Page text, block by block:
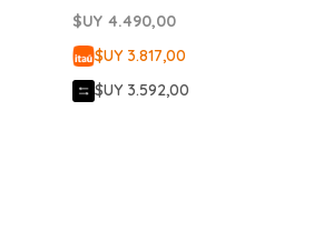
$UY 4.490,00
$UY 3.817,00
$UY 3.592,00